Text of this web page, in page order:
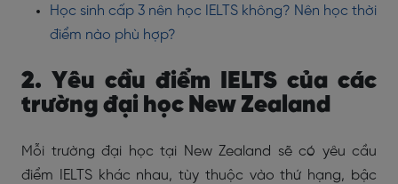
Học sinh cấp 3 nên học IELTS không? Nên học thời
điểm nào phù hợp?
2. Yêu cầu điểm IELTS của các
trường đại học New Zealand
Mỗi trường đại học tại New Zealand sẽ có yêu cầu
điểm IELTS khác nhau, tùy thuộc vào thứ hạng, bậc